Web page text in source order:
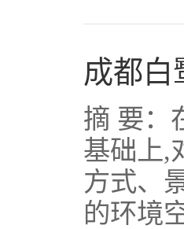
成都白
摘 要：
基础上,
方式、
的环境